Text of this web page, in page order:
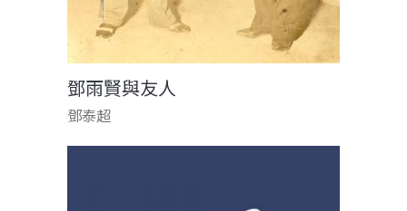
鄧雨賢與友人
鄧泰超